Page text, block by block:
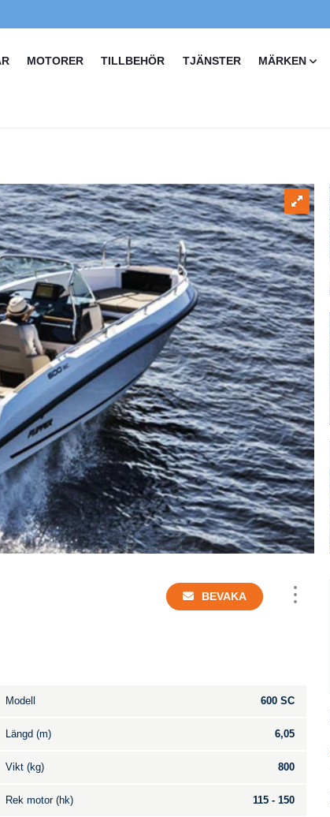
MOTORER TILLBEHÖR TJÄNSTER MÄRKEN
BEVAKA
Modell 600 SC
Längd (m) 6,05
Vikt (kg) 800
Rek motor (hk) 115 - 150